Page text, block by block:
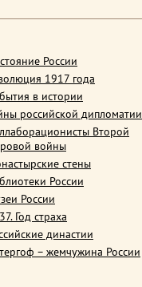
России
1917 года
в истории
российской дипломатии
Второй
войны
стены
России
России
Год страха
династии
– жемчужина России